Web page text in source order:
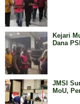
Kejari
Dana
JMSI
MoU,